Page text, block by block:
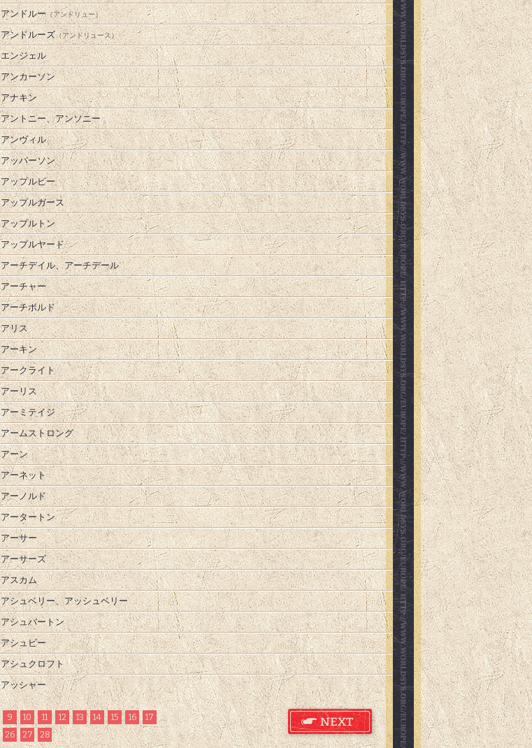
アンドルー（アンドリュー）
アンドルーズ（アンドリュース）
エンジェル
アンカーソン
アナキン
アントニー、アンソニー
アンヴィル
アッパーソン
アップルビー
アップルガース
アップルトン
アップルヤード
アーチデイル、アーチデール
アーチャー
アーチボルド
アリス
アーキン
アークライト
アーリス
アーミテイジ
アームストロング
アーン
アーネット
アーノルド
アータートン
アーサー
アーサーズ
アスカム
アシュベリー、アッシュベリー
アシュバートン
アシュビー
アシュクロフト
アッシャー
9 10 11 12 13 14 15 16
17
26 27 28